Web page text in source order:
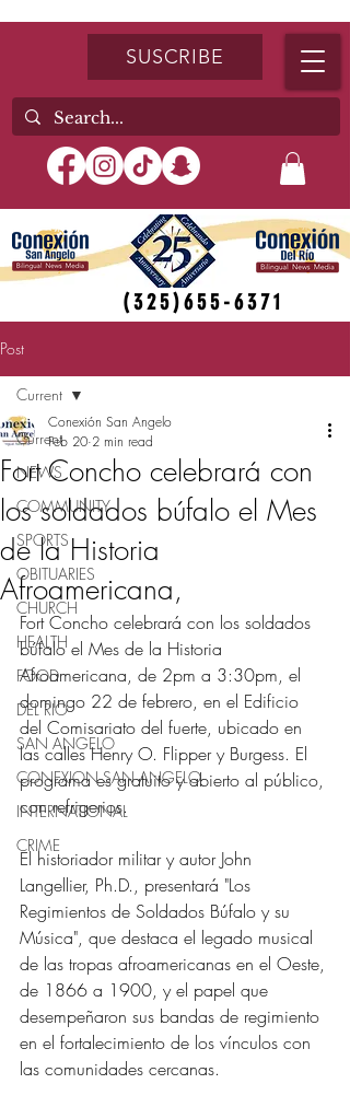
SUSCRIBE
(325)655-6371
Post
Current
NEWS
COMMUNITY
SPORTS
OBITUARIES
CHURCH
HEALTH
FOOD
DEL RIO
SAN ANGELO
CONEXION SAN ANGELO
INTERNATIONAL
CRIME
Current
Fort Concho celebrará con
los soldados búfalo el Mes
de la Historia
Afroamericana,
Conexión San Angelo
Feb 20 2 min read
Fort Concho celebrará con los soldados
búfalo el Mes de la Historia
Afroamericana, de 2pm a 3:30pm, el
domingo 22 de febrero, en el Edificio
del Comisariato del fuerte, ubicado en
las calles Henry O. Flipper y Burgess. El
programa es gratuito y abierto al público,
con refrigerios.
El historiador militar y autor John
Langellier, Ph.D., presentará "Los
Regimientos de Soldados Búfalo y su
Música", que destaca el legado musical
de las tropas afroamericanas en el Oeste,
de 1866 a 1900, y el papel que
desempeñaron sus bandas de regimiento
en el fortalecimiento de los vínculos con
las comunidades cercanas.